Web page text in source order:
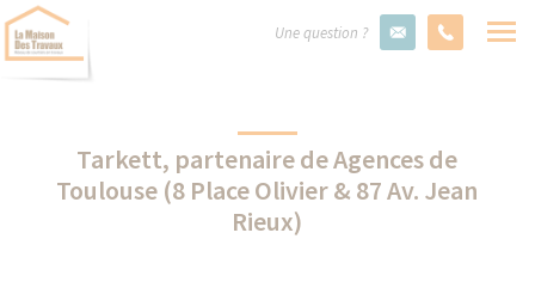
Une question ?
Tarkett, partenaire de Agences de
Toulouse (8 Place Olivier & 87 Av. Jean
Rieux)